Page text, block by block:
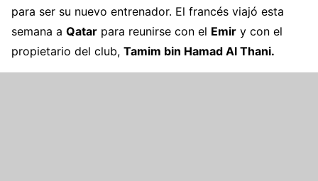
para ser su nuevo entrenador. El francés viajó esta
semana a Qatar para reunirse con el Emir y con el
propietario del club, Tamim bin Hamad Al Thani.